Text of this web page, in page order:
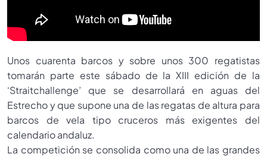
Unos cuarenta barcos y sobre unos 300 regatistas
tomarán parte este sábado de la XIII edición de la
‘Straitchallenge’ que se desarrollará en aguas del
Estrecho y que supone una de las regatas de altura para
barcos de vela tipo cruceros más exigentes del
calendario andaluz.
La competición se consolida como una de las grandes